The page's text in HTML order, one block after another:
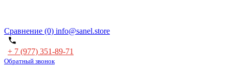
Сравнение (0) info@sanel.store
+ 7 (977) 351-89-71
Обратный звонок